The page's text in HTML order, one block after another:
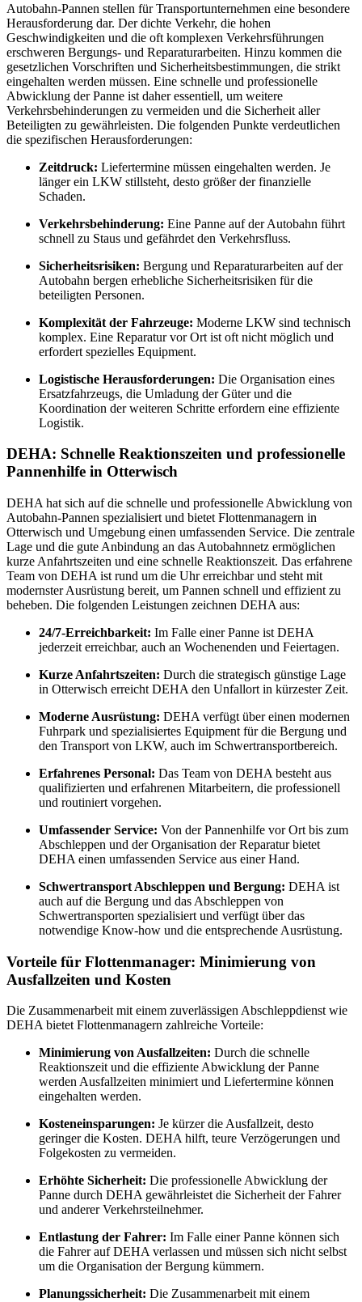
Autobahn-Pannen stellen für Transportunternehmen eine besondere
Herausforderung dar. Der dichte Verkehr, die hohen
Geschwindigkeiten und die oft komplexen Verkehrsführungen
erschweren Bergungs- und Reparaturarbeiten. Hinzu kommen die
gesetzlichen Vorschriften und Sicherheitsbestimmungen, die strikt
eingehalten werden müssen. Eine schnelle und professionelle
Abwicklung der Panne ist daher essentiell, um weitere
Verkehrsbehinderungen zu vermeiden und die Sicherheit aller
Beteiligten zu gewährleisten. Die folgenden Punkte verdeutlichen
die spezifischen Herausforderungen:
Zeitdruck: Liefertermine müssen eingehalten werden. Je
länger ein LKW stillsteht, desto größer der finanzielle
Schaden.
Verkehrsbehinderung: Eine Panne auf der Autobahn führt
schnell zu Staus und gefährdet den Verkehrsfluss.
Sicherheitsrisiken: Bergung und Reparaturarbeiten auf der
Autobahn bergen erhebliche Sicherheitsrisiken für die
beteiligten Personen.
Komplexität der Fahrzeuge: Moderne LKW sind technisch
komplex. Eine Reparatur vor Ort ist oft nicht möglich und
erfordert spezielles Equipment.
Logistische Herausforderungen: Die Organisation eines
Ersatzfahrzeugs, die Umladung der Güter und die
Koordination der weiteren Schritte erfordern eine effiziente
Logistik.
DEHA: Schnelle Reaktionszeiten und professionelle
Pannenhilfe in Otterwisch
DEHA hat sich auf die schnelle und professionelle Abwicklung von
Autobahn-Pannen spezialisiert und bietet Flottenmanagern in
Otterwisch und Umgebung einen umfassenden Service. Die zentrale
Lage und die gute Anbindung an das Autobahnnetz ermöglichen
kurze Anfahrtszeiten und eine schnelle Reaktionszeit. Das erfahrene
Team von DEHA ist rund um die Uhr erreichbar und steht mit
modernster Ausrüstung bereit, um Pannen schnell und effizient zu
beheben. Die folgenden Leistungen zeichnen DEHA aus:
24/7-Erreichbarkeit: Im Falle einer Panne ist DEHA
jederzeit erreichbar, auch an Wochenenden und Feiertagen.
Kurze Anfahrtszeiten: Durch die strategisch günstige Lage
in Otterwisch erreicht DEHA den Unfallort in kürzester Zeit.
Moderne Ausrüstung: DEHA verfügt über einen modernen
Fuhrpark und spezialisiertes Equipment für die Bergung und
den Transport von LKW, auch im Schwertransportbereich.
Erfahrenes Personal: Das Team von DEHA besteht aus
qualifizierten und erfahrenen Mitarbeitern, die professionell
und routiniert vorgehen.
Umfassender Service: Von der Pannenhilfe vor Ort bis zum
Abschleppen und der Organisation der Reparatur bietet
DEHA einen umfassenden Service aus einer Hand.
Schwertransport Abschleppen und Bergung: DEHA ist
auch auf die Bergung und das Abschleppen von
Schwertransporten spezialisiert und verfügt über das
notwendige Know-how und die entsprechende Ausrüstung.
Vorteile für Flottenmanager: Minimierung von
Ausfallzeiten und Kosten
Die Zusammenarbeit mit einem zuverlässigen Abschleppdienst wie
DEHA bietet Flottenmanagern zahlreiche Vorteile:
Minimierung von Ausfallzeiten: Durch die schnelle
Reaktionszeit und die effiziente Abwicklung der Panne
werden Ausfallzeiten minimiert und Liefertermine können
eingehalten werden.
Kosteneinsparungen: Je kürzer die Ausfallzeit, desto
geringer die Kosten. DEHA hilft, teure Verzögerungen und
Folgekosten zu vermeiden.
Erhöhte Sicherheit: Die professionelle Abwicklung der
Panne durch DEHA gewährleistet die Sicherheit der Fahrer
und anderer Verkehrsteilnehmer.
Entlastung der Fahrer: Im Falle einer Panne können sich
die Fahrer auf DEHA verlassen und müssen sich nicht selbst
um die Organisation der Bergung kümmern.
Planungssicherheit: Die Zusammenarbeit mit einem